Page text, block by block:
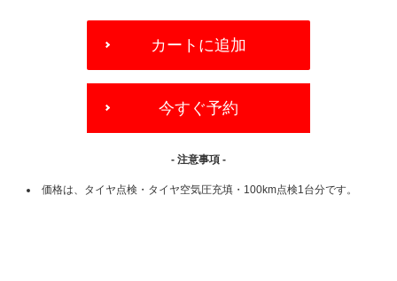
OPTIONS
カートに追加
今すぐ予約
- 注意事項 -
価格は、タイヤ点検・タイヤ空気圧充填・100km点検1台分です。